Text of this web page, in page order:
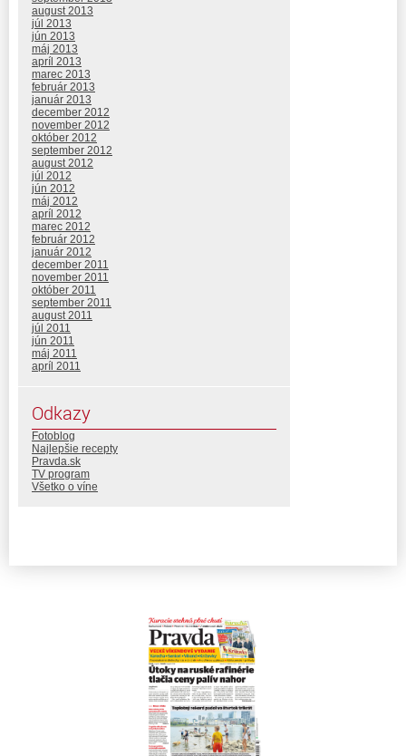
august 2013
júl 2013
jún 2013
máj 2013
apríl 2013
marec 2013
február 2013
január 2013
december 2012
november 2012
október 2012
september 2012
august 2012
júl 2012
jún 2012
máj 2012
apríl 2012
marec 2012
február 2012
január 2012
december 2011
november 2011
október 2011
september 2011
august 2011
júl 2011
jún 2011
máj 2011
apríl 2011
Odkazy
Fotoblog
Najlepšie recepty
Pravda.sk
TV program
Všetko o víne